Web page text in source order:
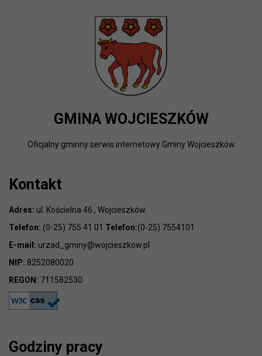
GMINA WOJCIESZKÓW
Oficjalny gminny serwis internetowy Gminy Wojcieszków
Kontakt
Adres: ul. Kościelna 46 , Wojcieszków
Telefon: (0-25) 755 41 01 Telefon:(0-25) 7554101
E-mail: urzad_gminy@wojcieszkow.pl
NIP: 8252080020
REGON: 711582530
Godziny pracy